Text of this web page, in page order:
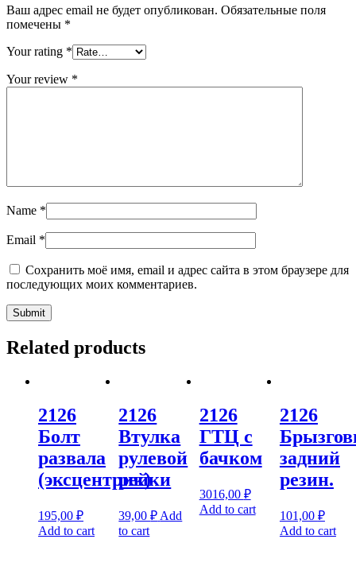
Ваш адрес email не будет опубликован. Обязательные поля
помечены *
Your rating *
Your review *
Name *
Email *
Сохранить моё имя, email и адрес сайта в этом браузере для
последующих моих комментариев.
Related products
2126
Болт
развала
(эксцентрик)
195,00 ₽
Add to cart
2126
Втулка
рулевой
рейки
39,00₽ Add
to cart
2126
ГТЦ с
бачком
3016,00 ₽
Add to cart
2126
задний
резин.
101,00 ₽
Add to cart